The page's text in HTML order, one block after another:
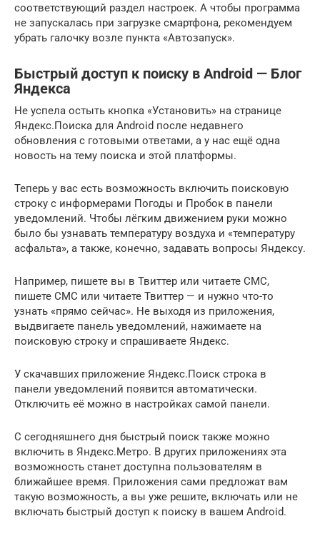
соответствующий раздел настроек. А чтобы программа
не запускалась при загрузке смартфона, рекомендуем
убрать галочку возле пункта «Автозапуск».
Быстрый доступ к поиску в Android — Блог
Яндекса
Не успела остыть кнопка «Установить» на странице
Яндекс.Поиска для Android после недавнего
обновления с готовыми ответами, а у нас ещё одна
новость на тему поиска и этой платформы.
Теперь у вас есть возможность включить поисковую
строку с информерами Погоды и Пробок в панели
уведомлений. Чтобы лёгким движением руки можно
было бы узнавать температуру воздуха и «температуру
асфальта», а также, конечно, задавать вопросы Яндексу.
Например, пишете вы в Твиттер или читаете СМС,
пишете СМС или читаете Твиттер — и нужно что-то
узнать «прямо сейчас». Не выходя из приложения,
выдвигаете панель уведомлений, нажимаете на
поисковую строку и спрашиваете Яндекс.
У скачавших приложение Яндекс.Поиск строка в
панели уведомлений появится автоматически.
Отключить её можно в настройках самой панели.
С сегодняшнего дня быстрый поиск также можно
включить в Яндекс.Метро. В других приложениях эта
возможность станет доступна пользователям в
ближайшее время. Приложения сами предложат вам
такую возможность, а вы уже решите, включать или не
включать быстрый доступ к поиску в вашем Android.